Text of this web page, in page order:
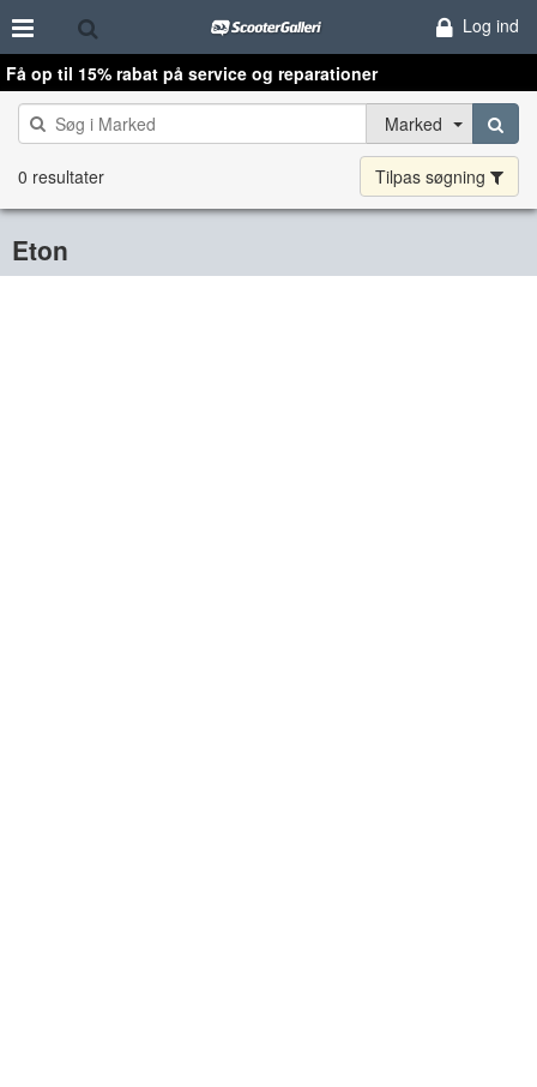
Log ind
Få op til 15% rabat på service og reparationer
Marked
0 resultater Tilpas søgning
Eton